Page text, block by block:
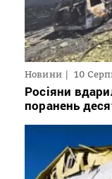
Новини 10
Росіяни
поранень